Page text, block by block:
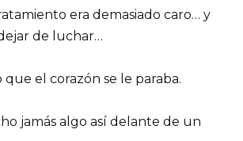
era demasiado caro… y
de luchar…
que el corazón se le paraba.
jamás algo así delante de un